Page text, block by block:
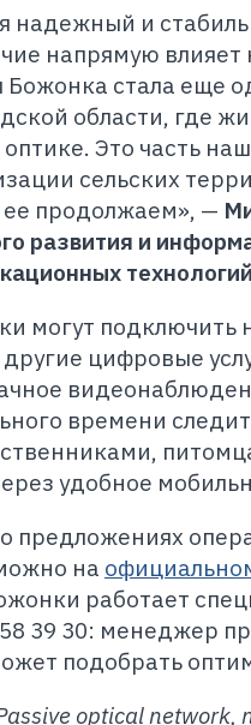
надежный и
напрямую
стала еще
области, где
оптике. Это часть
сельских
ее продолжаем», —
развития и
могут подключить
цифровые
времени
удобное
предложениях
на
работает
39 30: менеджер
подобрать
optical network,